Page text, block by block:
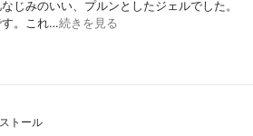
じみのいい、プルンとしたジェルでした。
す。これ…続きを見る
トール